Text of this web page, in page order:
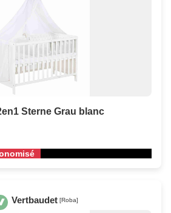
Sterne Grau blanc
Vertbaudet [Roba]